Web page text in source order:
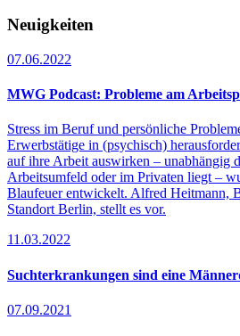
Neuigkeiten
07.06.2022
MWG Podcast: Probleme am
Stress im Beruf und persönliche
Erwerbstätige in (psychisch)
auf ihre Arbeit auswirken – unabhängig
Arbeitsumfeld oder im Privaten liegt –
Blaufeuer entwickelt. Alfred Heitmann,
Standort Berlin, stellt es vor.
11.03.2022
Such­ter­kran­kungen sind eine
07.09.2021